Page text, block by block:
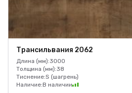
Трансильвания 2062
Длина (мм):3000
Толщина (мм):38
Тиснение:S (шагрень)
Наличие:В наличии